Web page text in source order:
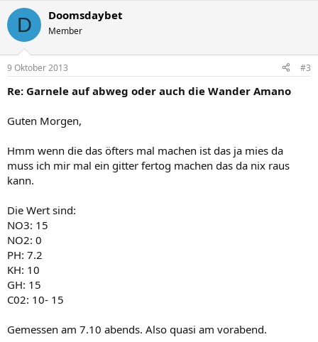
D Doomsdaybet
Member
9 Oktober 2013 #3
Re: Garnele auf abweg oder auch die Wander Amano
Guten Morgen,
Hmm wenn die das öfters mal machen ist das ja mies da
muss ich mir mal ein gitter fertog machen das da nix raus
kann.
Die Wert sind:
NO3: 15
NO2: 0
PH: 7.2
KH: 10
GH: 15
C02: 10- 15
Gemessen am 7.10 abends. Also quasi am vorabend.